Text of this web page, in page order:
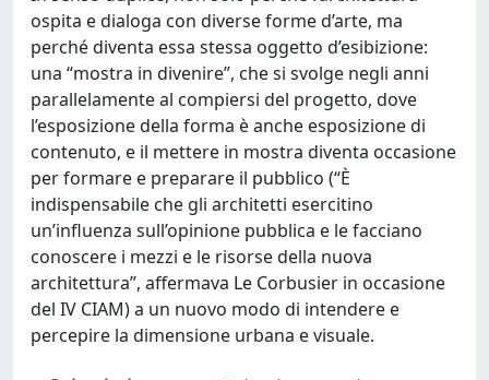
ospita e dialoga con diverse forme d’arte, ma
perché diventa essa stessa oggetto d’esibizione:
una “mostra in divenire”, che si svolge negli anni
parallelamente al compiersi del progetto, dove
l’esposizione della forma è anche esposizione di
contenuto, e il mettere in mostra diventa occasione
per formare e preparare il pubblico (“È
indispensabile che gli architetti esercitino
un’influenza sull’opinione pubblica e le facciano
conoscere i mezzi e le risorse della nuova
architettura”, affermava Le Corbusier in occasione
del IV CIAM) a un nuovo modo di intendere e
percepire la dimensione urbana e visuale.